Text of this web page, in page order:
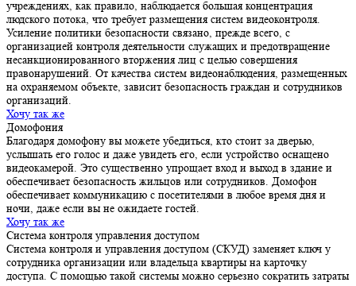
учреждениях, как правило, наблюдается большая концентрация
людского потока, что требует размещения систем видеоконтроля.
Усиление политики безопасности связано, прежде всего, с
организацией контроля деятельности служащих и предотвращение
несанкционированного вторжения лиц с целью совершения
правонарушений. От качества систем видеонаблюдения, размещенных
на охраняемом объекте, зависит безопасность граждан и сотрудников
организаций.
Хочу так же
Домофония
Благодаря домофону вы можете убедиться, кто стоит за дверью,
услышать его голос и даже увидеть его, если устройство оснащено
видеокамерой. Это существенно упрощает вход и выход в здание и
обеспечивает безопасность жильцов или сотрудников. Домофон
обеспечивает коммуникацию с посетителями в любое время дня и
ночи, даже если вы не ожидаете гостей.
Хочу так же
Система контроля управления доступом
Система контроля и управления доступом (СКУД) заменяет ключ у
сотрудника организации или владельца квартиры на карточку
доступа. С помощью такой системы можно серьезно сократить затраты